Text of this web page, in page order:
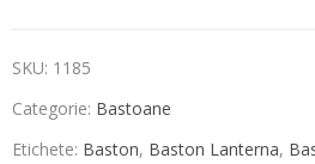
SKU: 1185
Categorie: Bastoane
Etichete: Baston, Baston Lanterna,